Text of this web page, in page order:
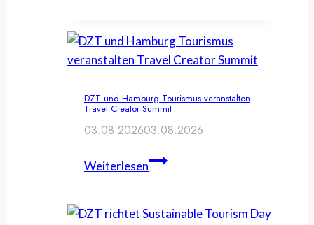
DZT und Hamburg Tourismus veranstalten
Travel Creator Summit
03.08.202603.08.2026
WeiterlesenDZT
Tourismus